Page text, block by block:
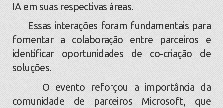
IA em suas respectivas áreas.
Essas interações foram fundamentais para
fomentar a colaboração entre parceiros e
identificar oportunidades de co-criação de
soluções.
O evento reforçou a importância da
comunidade de parceiros Microsoft, que